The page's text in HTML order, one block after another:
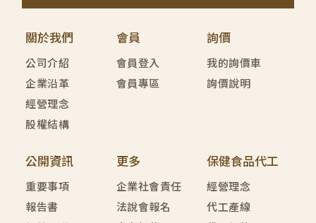
關於我們
公司介紹
企業沿革
經營理念
股權結構
會員
會員登入
會員專區
詢價
我的詢價車
詢價說明
公開資訊
重要事項
報告書
更多
企業社會責任
法說會報名
保健食品代工
經營理念
代工產線